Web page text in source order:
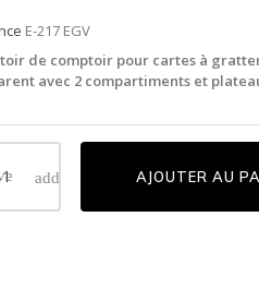
E-217 EGV
de comptoir pour cartes à
avec 2 compartiments et
AJOUTER AU